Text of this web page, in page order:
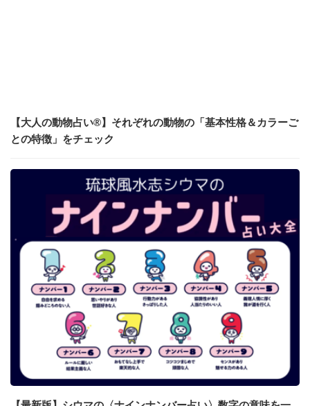
【大人の動物占い®】それぞれの動物の「基本性格＆カラーご
との特徴」をチェック